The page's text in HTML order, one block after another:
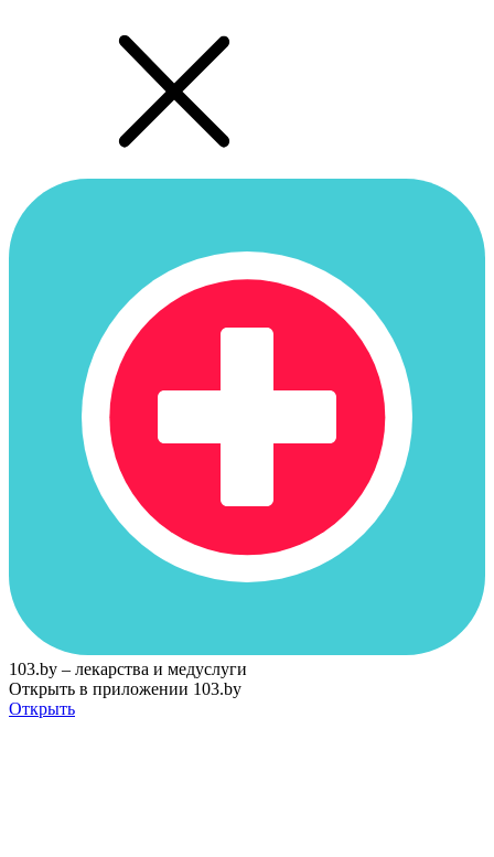
103.by – лекарства и медуслуги
Открыть в приложении 103.by
Открыть